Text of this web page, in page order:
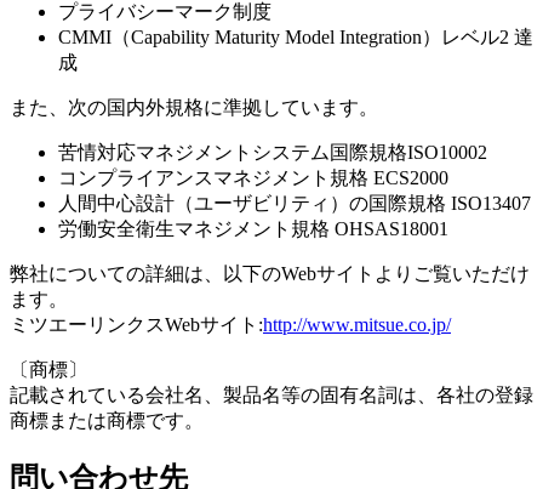
プライバシーマーク制度
CMMI（Capability Maturity Model Integration）レベル2 達
成
また、次の国内外規格に準拠しています。
苦情対応マネジメントシステム国際規格ISO10002
コンプライアンスマネジメント規格 ECS2000
人間中心設計（ユーザビリティ）の国際規格 ISO13407
労働安全衛生マネジメント規格 OHSAS18001
弊社についての詳細は、以下のWebサイトよりご覧いただけ
ます。
ミツエーリンクスWebサイト:http://www.mitsue.co.jp/
〔商標〕
記載されている会社名、製品名等の固有名詞は、各社の登録
商標または商標です。
問い合わせ先